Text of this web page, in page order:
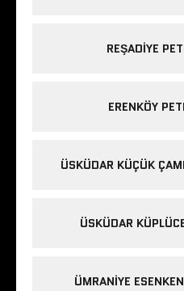
REŞADIYE
ERENKÖY
ÜSKÜDAR KÜÇÜK
ÜSKÜDAR
ÜMRANIYE